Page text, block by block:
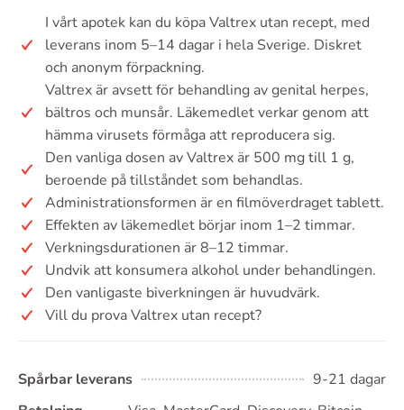
I vårt apotek kan du köpa Valtrex utan recept, med
leverans inom 5–14 dagar i hela Sverige. Diskret
och anonym förpackning.
Valtrex är avsett för behandling av genital herpes,
bältros och munsår. Läkemedlet verkar genom att
hämma virusets förmåga att reproducera sig.
Den vanliga dosen av Valtrex är 500 mg till 1 g,
beroende på tillståndet som behandlas.
Administrationsformen är en filmöverdraget tablett.
Effekten av läkemedlet börjar inom 1–2 timmar.
Verkningsdurationen är 8–12 timmar.
Undvik att konsumera alkohol under behandlingen.
Den vanligaste biverkningen är huvudvärk.
Vill du prova Valtrex utan recept?
Spårbar leverans
9-21 dagar